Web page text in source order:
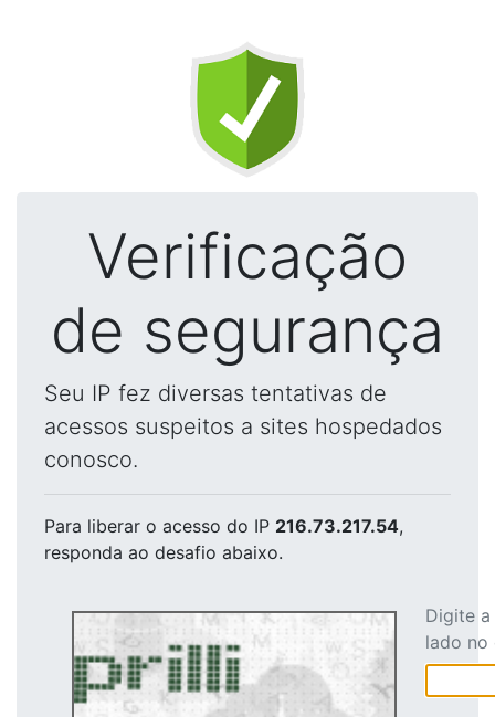
Verificação
de segurança
Seu IP fez diversas tentativas de
acessos suspeitos a sites hospedados
conosco.
Para liberar o acesso do IP 216.73.217.54,
responda ao desafio abaixo.
Digite
lado no